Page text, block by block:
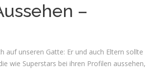
–
auf unseren Gatte: Er und auch Eltern sollte
wie Superstars bei ihren Profilen aussehen,